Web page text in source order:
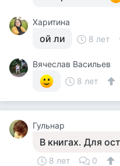
Харитина
ой ли 8 лет
Вячеслав Васильев
8 лет
Гульнар
В книгах. Для
8 лет 0